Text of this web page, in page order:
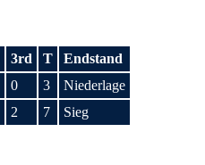
3rd T
Endstand
0 3
Niederlage
2 7 Sieg